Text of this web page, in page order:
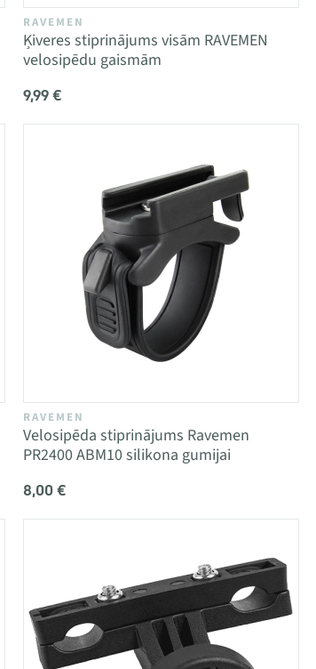
RAVEMEN
Ķiveres stiprinājums visām RAVEMEN
velosipēdu gaismām
9,99 €
RAVEMEN
Velosipēda stiprinājums Ravemen
PR2400 ABM10 silikona gumijai
8,00 €